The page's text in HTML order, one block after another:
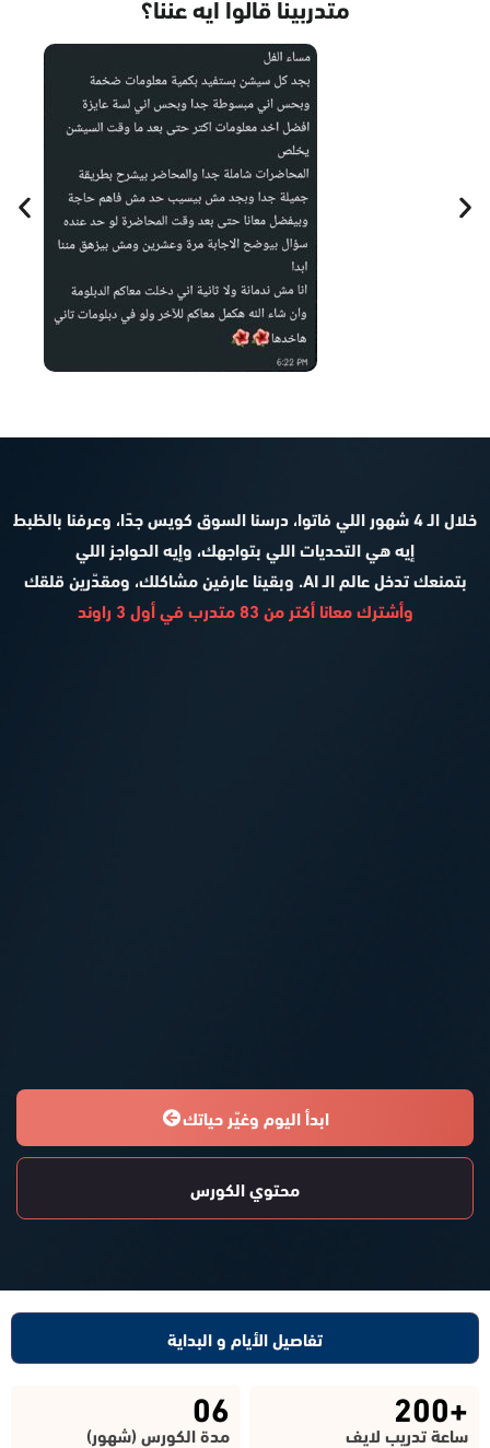
متدربينا قالوا ايه عننا؟
خلال الـ 4 شهور اللي فاتوا، درسنا السوق كويس جدًا، وعرفنا بالظبط
إيه هي التحديات اللي بتواجهك، وإيه الحواجز اللي
بتمنعك تدخل عالم الـ AI. وبقينا عارفين مشاكلك، ومقدّرين قلقك
وأشترك معانا أكتر من 83 متدرب في أول 3 راوند
ابدأ اليوم وغيّر حياتك
محتوي الكورس
تفاصيل الأيام و البداية
+200
ساعة تدريب لايف
06
مدة الكورس (شهور)